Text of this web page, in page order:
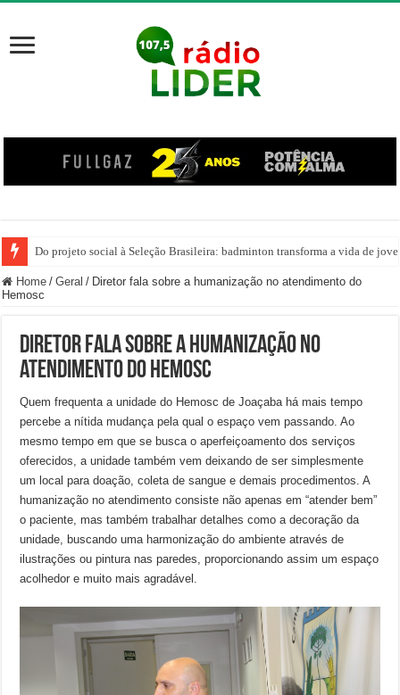
Do projeto social à Seleção Brasileira: badminton transforma a vida de
Home / Geral / Diretor fala sobre a humanização no atendimento do
Hemosc
Diretor fala sobre a humanização no
atendimento do Hemosc
Quem frequenta a unidade do Hemosc de Joaçaba há mais tempo
percebe a nítida mudança pela qual o espaço vem passando. Ao
mesmo tempo em que se busca o aperfeiçoamento dos serviços
oferecidos, a unidade também vem deixando de ser simplesmente
um local para doação, coleta de sangue e demais procedimentos. A
humanização no atendimento consiste não apenas em “atender bem”
o paciente, mas também trabalhar detalhes como a decoração da
unidade, buscando uma harmonização do ambiente através de
ilustrações ou pintura nas paredes, proporcionando assim um espaço
acolhedor e muito mais agradável.